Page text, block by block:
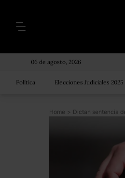
06 de agosto, 2026
Política Elecciones Judiciales 2025
Home >